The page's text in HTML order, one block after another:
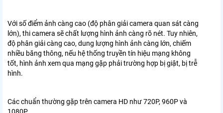
Với số điểm ảnh càng cao (độ phân giải camera quan sát càng
lớn), thi camera sẽ chất lượng hình ảnh càng rõ nét. Tuy nhiên,
độ phân giải càng cao, dung lượng hình ảnh càng lớn, chiếm
nhiều băng thông, nếu hệ thống truyền tín hiệu mạng không
tốt, hình ảnh xem qua mạng gặp phải trường hợp bị giật, bị trễ
hình.
Các chuẩn thường gặp trên camera HD như 720P, 960P và